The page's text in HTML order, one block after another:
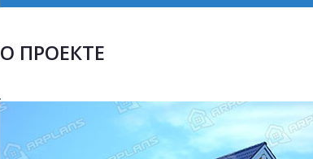
О ПРОЕКТЕ
Согласен на обработку персональных данных
обработку персональных данных
This site is protected by reCAPTCHA and the Google Privacy Policy andTerms of
apply.